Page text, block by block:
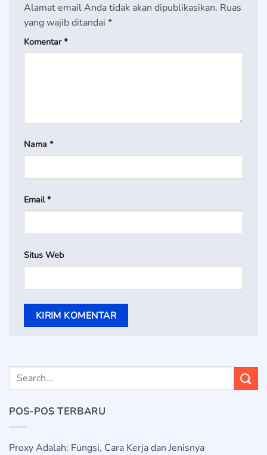
Alamat email Anda tidak akan dipublikasikan. Ruas
yang wajib ditandai *
Komentar*
Nama *
Email*
Situs Web
POS-POS TERBARU
Proxy Adalah: Fungsi, Cara Kerja dan Jenisnya